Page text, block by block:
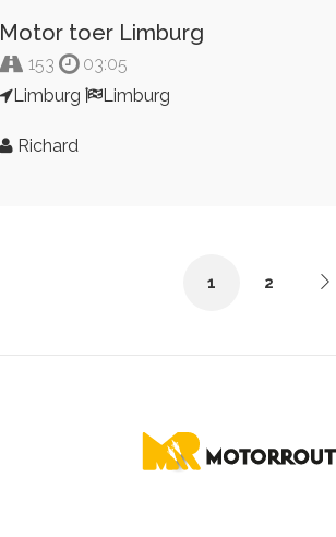
Motor toer Limburg
153
03:05
Limburg
Limburg
Richard
1 2